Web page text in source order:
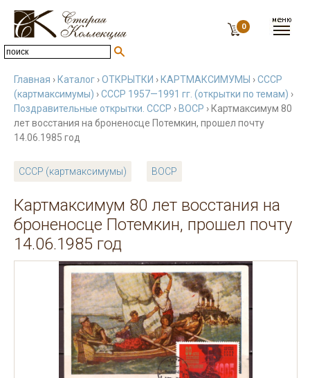
0
Главная › Каталог ›ОТКРЫТКИ › КАРТМАКСИМУМЫ ›СССР
(картмаксимумы) ›СССР 1957—1991 гг. (открытки по темам) ›
Поздравительные открытки. СССР › ВОСР › Картмаксимум 80
лет восстания на броненосце Потемкин, прошел почту
14.06.1985 год
СССР (картмаксимумы) ВОСР
Картмаксимум 80 лет восстания на
броненосце Потемкин, прошел почту
14.06.1985 год